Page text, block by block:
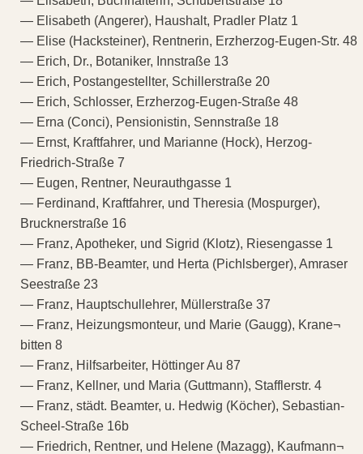
— Elisabeth (Angerer), Haushalt, Pradler Platz 1
— Elise (Hacksteiner), Rentnerin, Erzherzog-Eugen-Str. 48
— Erich, Dr., Botaniker, Innstraße 13
— Erich, Postangestellter, Schillerstraße 20
— Erich, Schlosser, Erzherzog-Eugen-Straße 48
— Erna (Conci), Pensionistin, Sennstraße 18
— Ernst, Kraftfahrer, und Marianne (Hock), Herzog-
Friedrich-Straße 7
— Eugen, Rentner, Neurauthgasse 1
— Ferdinand, Kraftfahrer, und Theresia (Mospurger),
Brucknerstraße 16
— Franz, Apotheker, und Sigrid (Klotz), Riesengasse 1
— Franz, BB-Beamter, und Herta (Pichlsberger), Amraser
Seestraße 23
— Franz, Hauptschullehrer, Müllerstraße 37
— Franz, Heizungsmonteur, und Marie (Gaugg), Krane¬
bitten 8
— Franz, Hilfsarbeiter, Höttinger Au 87
— Franz, Kellner, und Maria (Guttmann), Stafflerstr. 4
— Franz, städt. Beamter, u. Hedwig (Köcher), Sebastian-
Scheel-Straße 16b
— Friedrich, Rentner, und Helene (Mazagg), Kaufmann¬